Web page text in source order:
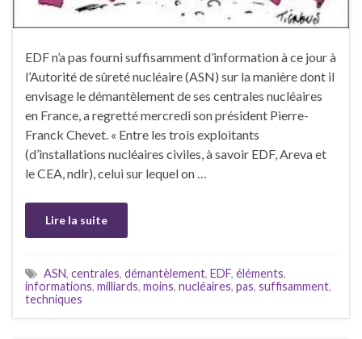
EDF n’a pas fourni suffisamment d’information à ce jour à
l’Autorité de sûreté nucléaire (ASN) sur la manière dont il
envisage le démantèlement de ses centrales nucléaires
en France, a regretté mercredi son président Pierre-
Franck Chevet. « Entre les trois exploitants
(d’installations nucléaires civiles, à savoir EDF, Areva et
le CEA, ndlr), celui sur lequel on …
Lire la suite
ASN, centrales, démantèlement, EDF, éléments,
informations, milliards, moins, nucléaires, pas, suffisamment,
techniques